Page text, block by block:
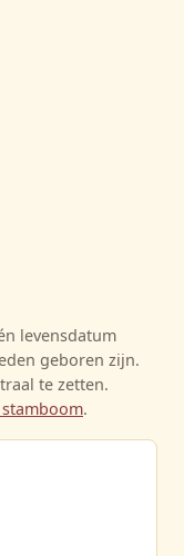
levensdatum
geboren zijn.
te zetten.
.